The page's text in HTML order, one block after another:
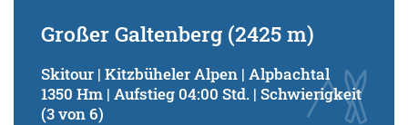
Großer Galtenberg (2425 m)
Skitour | Kitzbüheler Alpen | Alpbachtal
1350 Hm | Aufstieg 04:00 Std. | Schwierigkeit
(3 von 6)